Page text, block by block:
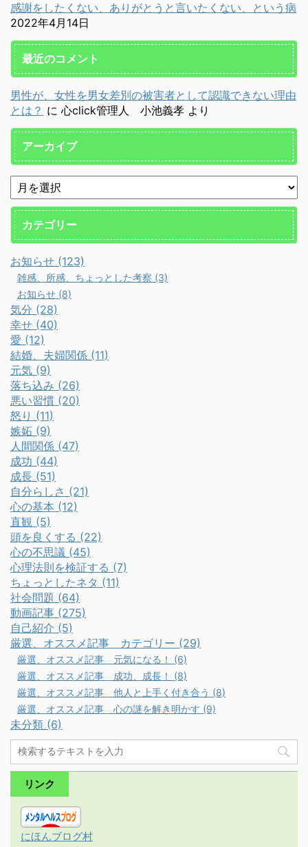
感謝をしたくない、ありがとうと言いたくない、という病
2022年4月14日
最近のコメント
男性が、女性を男女差別の被害者として認識できない理由
とは？ に 心click管理人 小池義孝 より
アーカイブ
カテゴリー
お知らせ (123)
雑感、所感、ちょっとした考察 (3)
お知らせ (8)
気分 (28)
幸せ (40)
愛 (12)
結婚、夫婦関係 (11)
元気 (9)
落ち込み (26)
悪い習慣 (20)
怒り (11)
嫉妬 (9)
人間関係 (47)
成功 (44)
成長 (51)
自分らしさ (21)
心の基本 (12)
直観 (5)
頭を良くする (22)
心の不思議 (45)
心理法則を検証する (7)
ちょっとしたネタ (11)
社会問題 (64)
動画記事 (275)
自己紹介 (5)
厳選、オススメ記事 カテゴリー (29)
厳選、オススメ記事 元気になる！ (6)
厳選、オススメ記事 成功、成長！ (8)
厳選、オススメ記事 他人と上手く付き合う (8)
厳選、オススメ記事 心の謎を解き明かす (9)
未分類 (6)
リンク
にほんブログ村